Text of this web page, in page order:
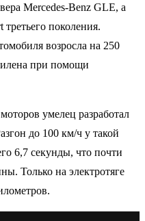
Mercedes-Benz GLE, а
поколения.
возросла на 250
при помощи
умелец разработал
до 100 км/ч у такой
6,7 секунды, что почти
Только на электротяге